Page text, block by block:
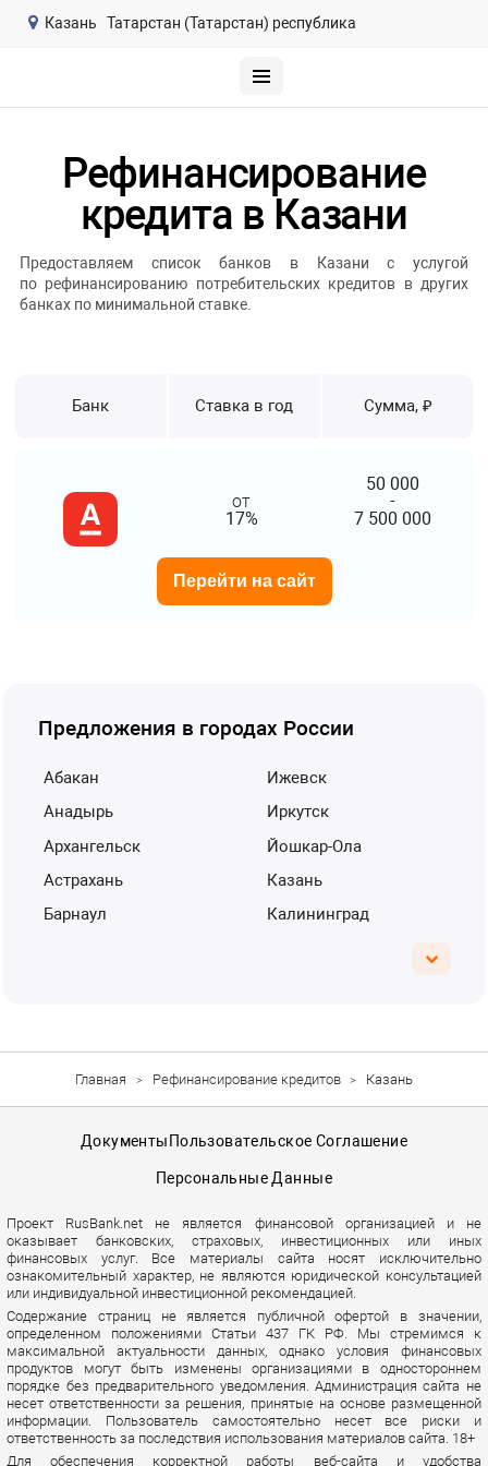
Казань Татарстан (Татарстан) республика
Рефинансирование
кредита в Казани
Предоставляем список банков в Казани с услугой
по рефинансированию потребительских кредитов в других
банках по минимальной ставке.
Банк Ставка в год Сумма, ₽
от
17%
50 000
-
7 500 000
Перейти на сайт
Предложения в городах России
Абакан
Анадырь
Архангельск
Астрахань
Барнаул
Ижевск
Иркутск
Йошкар-Ола
Казань
Калининград
Главная Рефинансирование кредитов Казань
Документы Пользовательское Соглашение
Персональные Данные
Проект RusBank.net не является финансовой организацией и не
оказывает банковских, страховых, инвестиционных или иных
финансовых услуг. Все материалы сайта носят исключительно
ознакомительный характер, не являются юридической консультацией
или индивидуальной инвестиционной рекомендацией.
Содержание страниц не является публичной офертой в значении,
определенном положениями Статьи 437 ГК РФ. Мы стремимся к
максимальной актуальности данных, однако условия финансовых
продуктов могут быть изменены организациями в одностороннем
порядке без предварительного уведомления. Администрация сайта не
несет ответственности за решения, принятые на основе размещенной
информации. Пользователь самостоятельно несет все риски и
ответственность за последствия использования материалов сайта. 18+
Для обеспечения корректной работы веб-сайта и удобства